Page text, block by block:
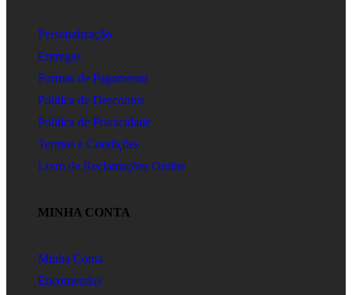
Personalização
Entregas
Formas de Pagamento
Política de Descontos
Política de Privacidade
Termos e Condições
Livro de Reclamações Online
MINHA CONTA
Minha Conta
Encomendas